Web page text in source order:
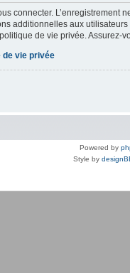
connecter. L’enregistrement
additionnelles aux
de vie privée. Assurez-
de vie privée
Powered by
Style by